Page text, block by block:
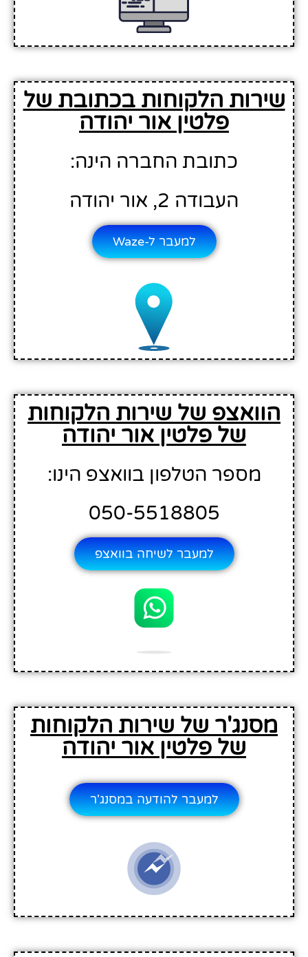
שירות הלקוחות בכתובת של
פלטין אור יהודה
כתובת החברה הינה:
העבודה 2, אור יהודה
למעבר ל-Waze
הוואצפ של שירות הלקוחות
של פלטין אור יהודה
מספר הטלפון בוואצפ הינו:
050-5518805
למעבר לשיחה בוואצפ
מסנג'ר של שירות הלקוחות
של פלטין אור יהודה
למעבר להודעה במסנג'ר